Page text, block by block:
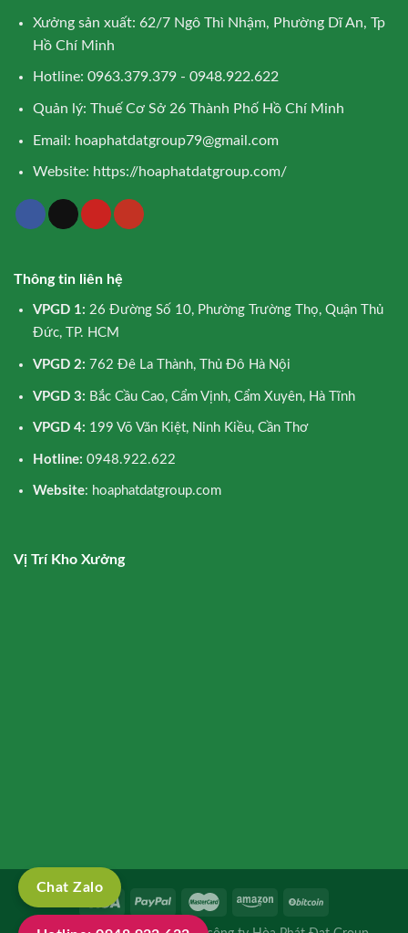
Xưởng sản xuất: 62/7 Ngô Thì Nhậm, Phường Dĩ An, Tp
Hồ Chí Minh
Hotline: 0963.379.379 - 0948.922.622
Quản lý: Thuế Cơ Sở 26 Thành Phố Hồ Chí Minh
Email: hoaphatdatgroup79@gmail.com
Website: https://hoaphatdatgroup.com/
Thông tin liên hệ
VPGD 1: 26 Đường Số 10, Phường Trường Thọ, Quận Thủ
Đức, TP. HCM
VPGD 2: 762 Đê La Thành, Thủ Đô Hà Nội
VPGD 3: Bắc Cầu Cao, Cẩm Vịnh, Cẩm Xuyên, Hà Tĩnh
VPGD 4: 199 Võ Văn Kiệt, Ninh Kiều, Cần Thơ
Hotline: 0948.922.622
Website: hoaphatdatgroup.com
Vị Trí Kho Xưởng
Chat Zalo